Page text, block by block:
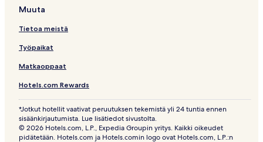
Muuta
Tietoa meistä
Työpaikat
Matkaoppaat
Hotels.com Rewards
*Jotkut hotellit vaativat peruutuksen tekemistä yli 24 tuntia ennen
sisäänkirjautumista. Lue lisätiedot sivustolta.
© 2026 Hotels.com, L.P., Expedia Groupin yritys. Kaikki oikeudet
pidätetään. Hotels.com ja Hotels.comin logo ovat Hotels.com, L.P.:n